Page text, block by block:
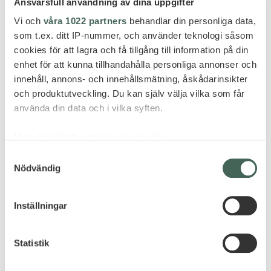
Vi och våra 1022 partners behandlar din personliga data,
som t.ex. ditt IP-nummer, och använder teknologi såsom
cookies för att lagra och få tillgång till information på din
enhet för att kunna tillhandahålla personliga annonser och
innehåll, annons- och innehållsmätning, åskådarinsikter
och produktutveckling. Du kan själv välja vilka som får
använda din data och i vilka syften.
som kan ha en noggrannhet på upp till flera meter
Ta reda på mer om hur dina personliga uppgifter
Du kan ändra eller dra tillbaka ditt samtycke när som
Nödvändig
Inställningar
Statistik
Seminyak
THE OBEROI BEACH RESORT BALI –
20%